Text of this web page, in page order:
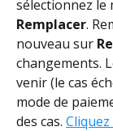
sélectionnez le
Remplacer.
nouveau sur
changements.
venir (le cas
mode de
des cas. Cliquez